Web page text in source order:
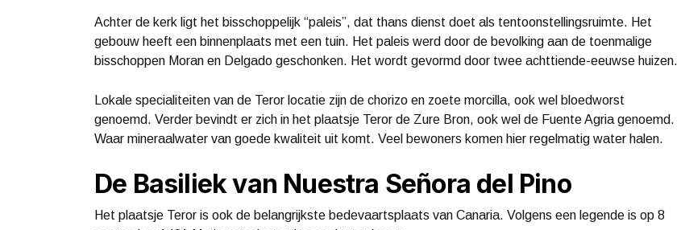
Achter de kerk ligt het bisschoppelijk “paleis”, dat thans dienst doet als tentoonstellingsruimte. Het
gebouw heeft een binnenplaats met een tuin. Het paleis werd door de bevolking aan de toenmalige
bisschoppen Moran en Delgado geschonken. Het wordt gevormd door twee achttiende-eeuwse huizen.
Lokale specialiteiten van de Teror locatie zijn de chorizo en zoete morcilla, ook wel bloedworst
genoemd. Verder bevindt er zich in het plaatsje Teror de Zure Bron, ook wel de Fuente Agria genoemd.
Waar mineraalwater van goede kwaliteit uit komt. Veel bewoners komen hier regelmatig water halen.
De Basiliek van Nuestra Señora del Pino
Het plaatsje Teror is ook de belangrijkste bedevaartsplaats van Canaria. Volgens een legende is op 8